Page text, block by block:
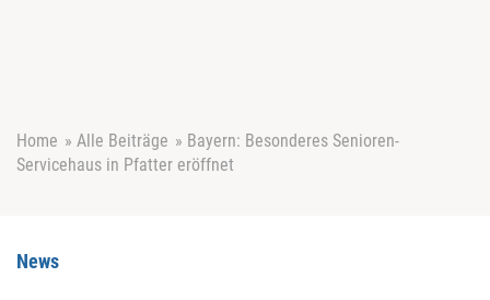
Home » Alle Beiträge » Bayern: Besonderes Senioren-
Servicehaus in Pfatter eröffnet
News